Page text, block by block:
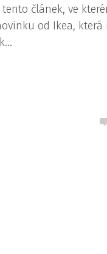
článek, ve
od Ikea, která